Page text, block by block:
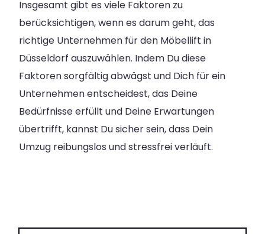
Insgesamt gibt es viele Faktoren zu
berücksichtigen, wenn es darum geht, das
richtige Unternehmen für den Möbellift in
Düsseldorf auszuwählen. Indem Du diese
Faktoren sorgfältig abwägst und Dich für ein
Unternehmen entscheidest, das Deine
Bedürfnisse erfüllt und Deine Erwartungen
übertrifft, kannst Du sicher sein, dass Dein
Umzug reibungslos und stressfrei verläuft.